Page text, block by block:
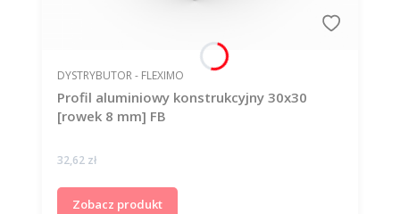
Profil aluminiowy konstrukcyjny 30x30
[rowek 8 mm] FB
PRODUCENT
DYSTRYBUTOR - FLEXIMO
Cena
32,62 zł
Zobacz produkt